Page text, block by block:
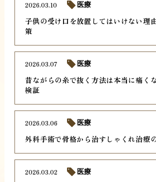
子供の受け口を放置してはいけない理
策
2026.03.10 医療
昔ながらの糸で抜く方法は本当に痛く
検証
2026.03.07 医療
外科手術で骨格から治すしゃくれ治療
2026.03.06 医療
2026.03.02 医療